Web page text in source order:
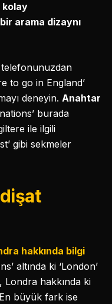
kolay
arama dizaynı
telefonunuzdan
to go in England’
deneyin. Anahtar
burada
ile ilgili
gibi sekmeler
hakkında bilgi
altında ki ‘London’
Londra hakkında ki
büyük fark ise